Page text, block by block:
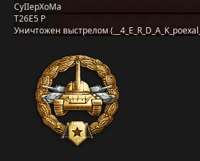
CyIIepXoMa
T26E5 P
Уничтожен выстрелом